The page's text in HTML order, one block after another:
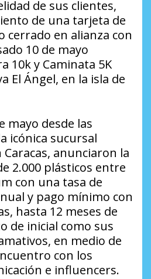
de sus clientes,
de una tarjeta de
cerrado en alianza con
10 de mayo
10k y Caminata 5K
El Ángel, en la isla de
mayo desde las
icónica sucursal
Caracas, anunciaron la
2.000 plásticos entre
con una tasa de
y pago mínimo con
hasta 12 meses de
de inicial como sus
en medio de
con los
e influencers.